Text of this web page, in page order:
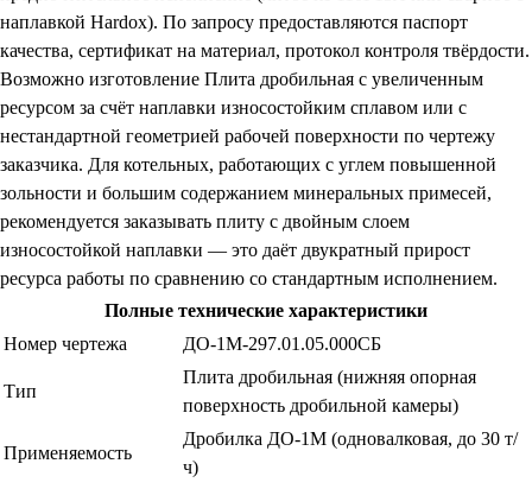
наплавкой Hardox). По запросу предоставляются паспорт
качества, сертификат на материал, протокол контроля твёрдости.
Возможно изготовление Плита дробильная с увеличенным
ресурсом за счёт наплавки износостойким сплавом или с
нестандартной геометрией рабочей поверхности по чертежу
заказчика. Для котельных, работающих с углем повышенной
зольности и большим содержанием минеральных примесей,
рекомендуется заказывать плиту с двойным слоем
износостойкой наплавки — это даёт двукратный прирост
ресурса работы по сравнению со стандартным исполнением.
Полные технические характеристики
Номер чертежа
ДО-1М-297.01.05.000СБ
Тип
Плита дробильная (нижняя опорная
поверхность дробильной камеры)
Применяемость
Дробилка ДО-1М (одновалковая, до 30 т/
ч)